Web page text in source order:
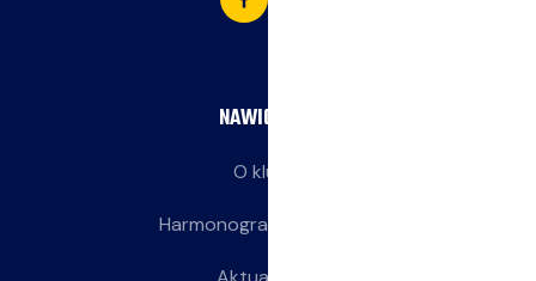
NAWIGACJA
O klubie
Harmonogram treningów